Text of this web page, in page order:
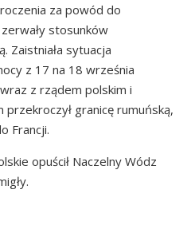
za powód do
stosunków
Zaistniała sytuacja
z 17 na 18 września
z rządem polskim i
granicę rumuńską,
Francji.
opuścił Naczelny Wódz